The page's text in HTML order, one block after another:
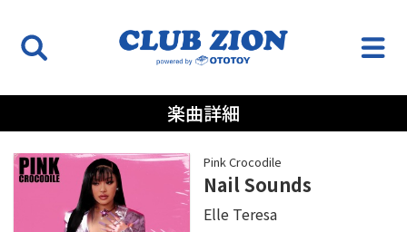
楽曲詳細
Pink Crocodile
Nail Sounds
Elle Teresa